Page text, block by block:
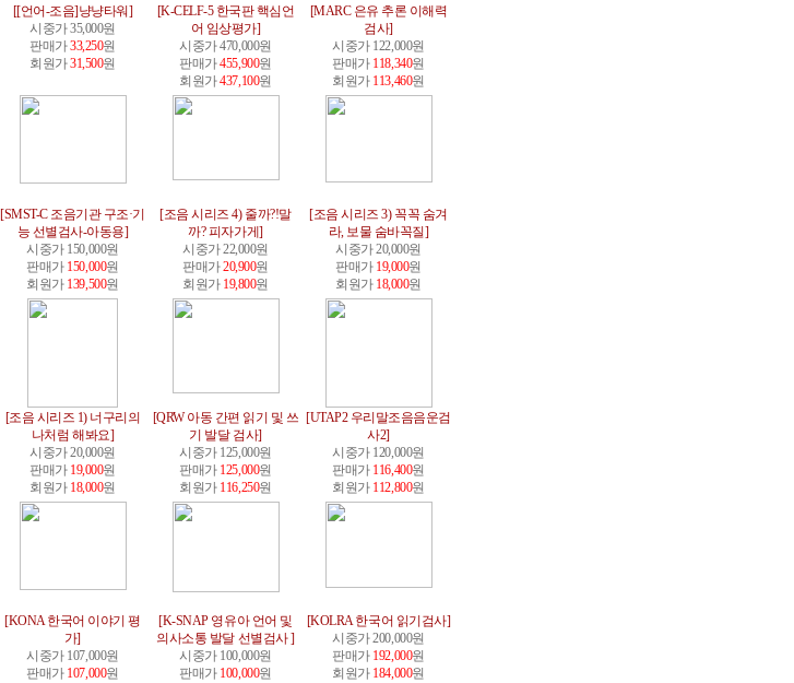
[[언어-조음]냥냥타워]
시중가 35,000원
판매가33,250원
회원가31,500원
[K-CELF-5 한국판 핵심언
어 임상평가]
시중가 470,000원
판매가455,900원
회원가437,100원
[MARC 은유 추론 이해력
검사]
시중가 122,000원
판매가 118,340원
회원가 113,460원
[SMST-C 조음기관 구조·기
능 선별검사-아동용]
시중가 150,000원
판매가 150,000원
회원가 139,500원
[조음 시리즈 4) 줄까?!말
까? 피자가게]
시중가 22,000원
판매가20,900원
회원가 19,800원
[조음 시리즈 3) 꼭꼭 숨겨
라, 보물 숨바꼭질]
시중가 20,000원
판매가 19,000원
회원가 18,000원
[조음 시리즈 1) 너구리의
나처럼 해봐요]
시중가 20,000원
판매가 19,000원
회원가 18,000원
[QRW 아동 간편 읽기 및 쓰
기 발달 검사]
시중가 125,000원
판매가 125,000원
회원가 116,250원
[UTAP2 우리말조음음운검
사2]
시중가 120,000원
판매가 116,400원
회원가 112,800원
[KONA 한국어 이야기 평
가]
시중가 107,000원
판매가 107,000원
[K-SNAP 영유아 언어 및
의사소통 발달 선별검사 ]
시중가 100,000원
판매가 100,000원
[KOLRA 한국어 읽기검사]
시중가 200,000원
판매가 192,000원
회원가 184,000원